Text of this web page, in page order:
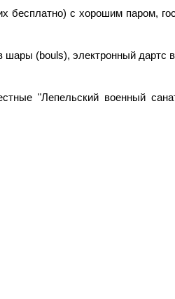
с хорошим паром,
шары (bouls), электронный дартс
"Лепельский военный